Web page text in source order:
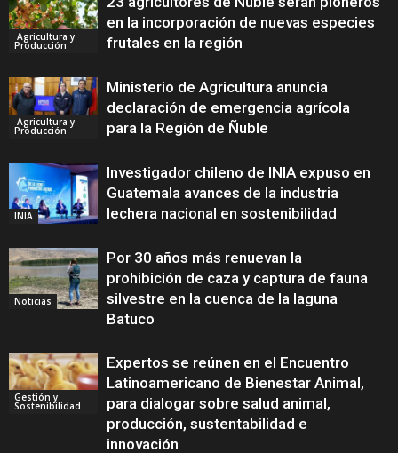
Agricultura y
Producción
en la incorporación de nuevas especies
frutales en la región
Agricultura y
Producción
Ministerio de Agricultura anuncia
declaración de emergencia agrícola
para la Región de Ñuble
INIA
Investigador chileno de INIA expuso en
Guatemala avances de la industria
lechera nacional en sostenibilidad
Noticias
Por 30 años más renuevan la
prohibición de caza y captura de fauna
silvestre en la cuenca de la laguna
Batuco
Gestión y
Sostenibilidad
Expertos se reúnen en el Encuentro
Latinoamericano de Bienestar Animal,
para dialogar sobre salud animal,
producción, sustentabilidad e
innovación